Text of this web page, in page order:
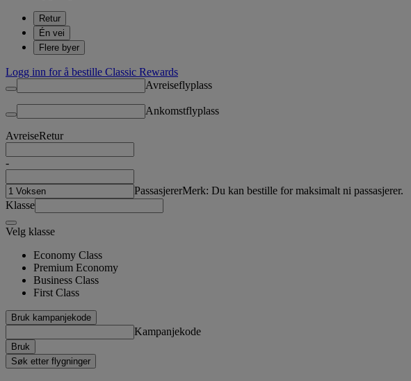
Retur
Én vei
Flere byer
Logg inn for å bestille Classic Rewards
Avreiseflyplass
Ankomstflyplass
AvreiseRetur
-
PassasjererMerk: Du kan bestille for maksimalt ni passasjerer.
Klasse
Velg klasse
Economy Class
Premium Economy
Business Class
First Class
Bruk kampanjekode
Kampanjekode
Bruk
Søk etter flygninger